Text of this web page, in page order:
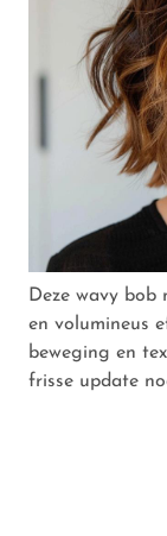
Deze wavy
en volumineus
beweging en
frisse update